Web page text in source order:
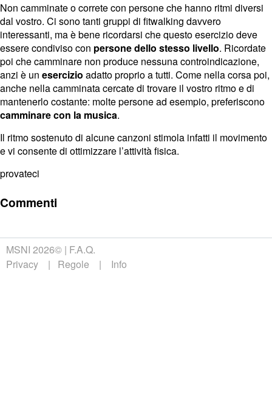
Non camminate o correte con persone che hanno ritmi diversi
dal vostro. Ci sono tanti gruppi di fitwalking davvero
interessanti, ma è bene ricordarsi che questo esercizio deve
essere condiviso con persone dello stesso livello. Ricordate
poi che camminare non produce nessuna controindicazione,
anzi è un esercizio adatto proprio a tutti. Come nella corsa poi,
anche nella camminata cercate di trovare il vostro ritmo e di
mantenerlo costante: molte persone ad esempio, preferiscono
camminare con la musica.
Il ritmo sostenuto di alcune canzoni stimola infatti il movimento
e vi consente di ottimizzare l’attività fisica.
provateci
Commenti
MSNI 2026© F.A.Q.
Privacy
Regole Info